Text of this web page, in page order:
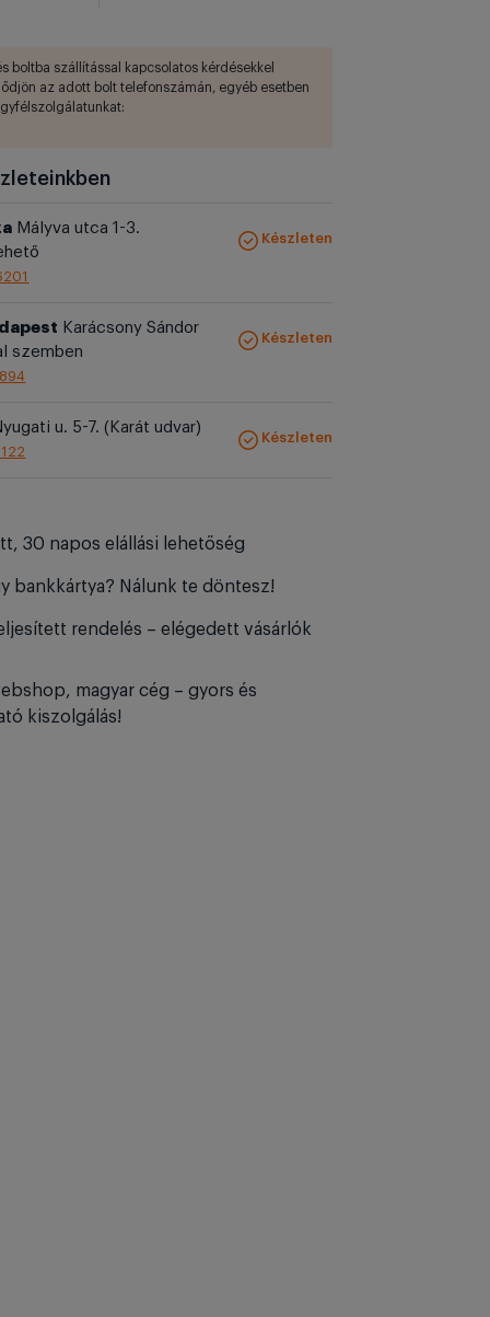
boltba szállítással kapcsolatos kérdésekkel
az adott bolt telefonszámán, egyéb esetben
Mályva utca 1-3.
Készleten
Karácsony Sándor
szemben
Készleten
u. 5-7. (Karát udvar)
Készleten
30 napos elállási lehetőség
bankkártya? Nálunk te döntesz!
rendelés – elégedett vásárlók
magyar cég – gyors és
kiszolgálás!